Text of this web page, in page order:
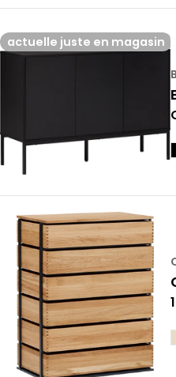
actuelle juste en magasin